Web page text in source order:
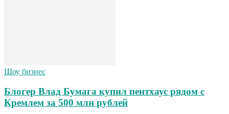
Шоу бизнес
Блогер Влад Бумага купил пентхаус рядом с
Кремлем за 500 млн рублей